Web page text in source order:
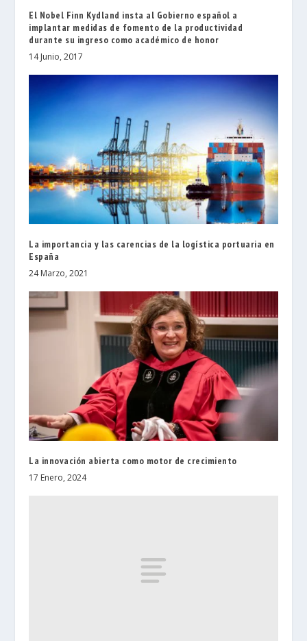
El Nobel Finn Kydland insta al Gobierno español a
implantar medidas de fomento de la productividad
durante su ingreso como académico de honor
14 Junio, 2017
La importancia y las carencias de la logística portuaria en
España
24 Marzo, 2021
La innovación abierta como motor de crecimiento
17 Enero, 2024